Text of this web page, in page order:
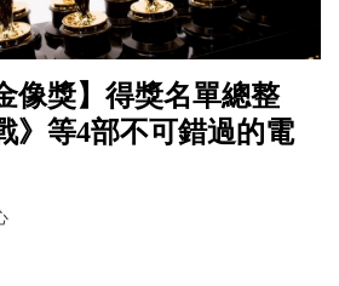
像獎】得獎名單總整
》等4部不可錯過的電